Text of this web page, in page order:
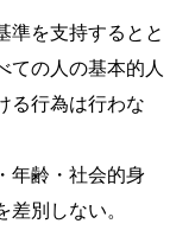
準を支持するとと
ての人の基本的人
る行為は行わな
年齢・社会的身
別しない。